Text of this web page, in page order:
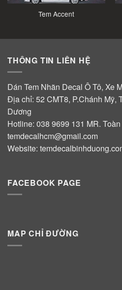
Tem Accent
THÔNG TIN LIÊN HỆ
Dán Tem Nhãn Decal Ô Tô, Xe
Địa chỉ: 52 CMT8, P.Chánh Mỹ,
Dương
Hotline: 038 9699 131 MR. Toàn
temdecalhcm@gmail.com
Website:
FACEBOOK PAGE
MAP CHỈ ĐƯỜNG